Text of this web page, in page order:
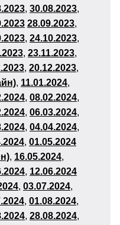
, 30.08.2023,
28.09.2023,
, 24.10.2023,
, 23.11.2023,
, 20.12.2023,
, 11.01.2024,
, 08.02.2024,
, 06.03.2024,
, 04.04.2024,
, 01.05.2024
, 16.05.2024,
, 12.06.2024
, 03.07.2024,
, 01.08.2024,
, 28.08.2024,